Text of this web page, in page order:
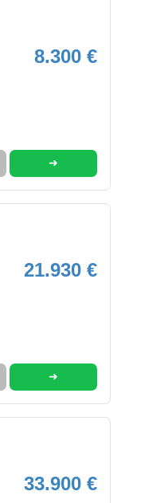
8.300 €
➜
21.930 €
➜
33.900 €